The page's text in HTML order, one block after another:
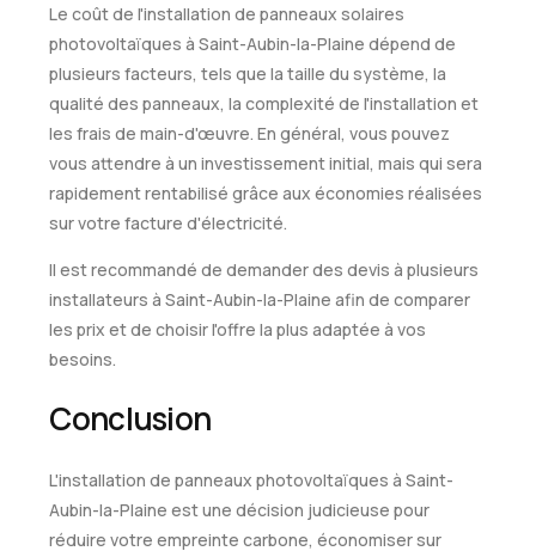
Le coût de l'installation de panneaux solaires
photovoltaïques à Saint-Aubin-la-Plaine dépend de
plusieurs facteurs, tels que la taille du système, la
qualité des panneaux, la complexité de l'installation et
les frais de main-d'œuvre. En général, vous pouvez
vous attendre à un investissement initial, mais qui sera
rapidement rentabilisé grâce aux économies réalisées
sur votre facture d'électricité.
Il est recommandé de demander des devis à plusieurs
installateurs à Saint-Aubin-la-Plaine afin de comparer
les prix et de choisir l'offre la plus adaptée à vos
besoins.
Conclusion
L'installation de panneaux photovoltaïques à Saint-
Aubin-la-Plaine est une décision judicieuse pour
réduire votre empreinte carbone, économiser sur